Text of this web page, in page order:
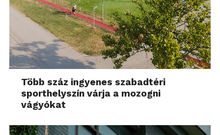
Több száz ingyenes szabadtéri
sporthelyszín várja a mozogni
vágyókat